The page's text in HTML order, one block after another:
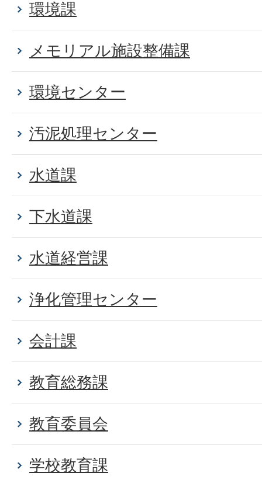
環境課
メモリアル施設整備課
環境センター
汚泥処理センター
水道課
下水道課
水道経営課
浄化管理センター
会計課
教育総務課
教育委員会
学校教育課